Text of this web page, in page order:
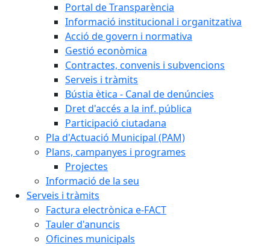
Portal de Transparència
Informació institucional i organitzativa
Acció de govern i normativa
Gestió econòmica
Contractes, convenis i subvencions
Serveis i tràmits
Bústia ètica - Canal de denúncies
Dret d'accés a la inf. pública
Participació ciutadana
Pla d'Actuació Municipal (PAM)
Plans, campanyes i programes
Projectes
Informació de la seu
Serveis i tràmits
Factura electrònica e-FACT
Tauler d'anuncis
Oficines municipals